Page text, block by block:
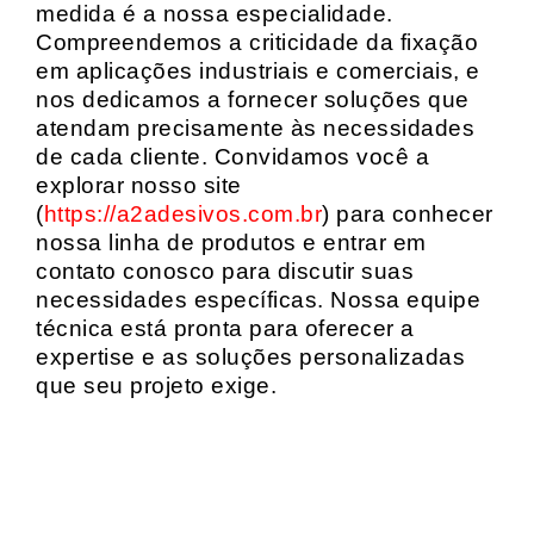
medida é a nossa especialidade.
Compreendemos a criticidade da fixação
em aplicações industriais e comerciais, e
nos dedicamos a fornecer soluções que
atendam precisamente às necessidades
de cada cliente. Convidamos você a
explorar nosso site
(https://a2adesivos.com.br) para conhecer
nossa linha de produtos e entrar em
contato conosco para discutir suas
necessidades específicas. Nossa equipe
técnica está pronta para oferecer a
expertise e as soluções personalizadas
que seu projeto exige.